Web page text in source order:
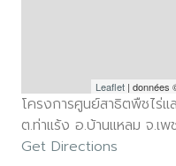
Leaflet| données
โครงการศูนย์สาธิตพืชไร่แ
ต.ท่าแร้ง อ.บ้านแหลม จ.เพ
Get Directions